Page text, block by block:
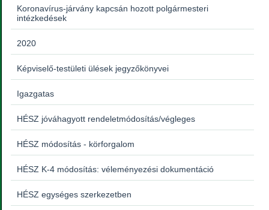
Koronavírus-járvány kapcsán hozott polgármesteri
intézkedések
2020
Képviselő-testületi ülések jegyzőkönyvei
Igazgatas
HÉSZ jóváhagyott rendeletmódosítás/végleges
HÉSZ módosítás - körforgalom
HÉSZ K-4 módosítás: véleményezési dokumentáció
HÉSZ egységes szerkezetben